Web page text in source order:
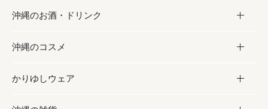
海産物
沖縄料理
沖縄そば／乾麺
レトルト食品
砂糖／黒砂糖
塩
お酢／ドレッシング
お菓子
黒糖
ちんすこう
沖縄のお酒・ドリンク
お酒・ドリンク
泡盛
沖縄のコスメ
コスメ
かりゆしウェア